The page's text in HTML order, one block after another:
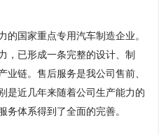
国家重点专用汽车制造企业。
，已形成一条完整的设计、制
链。售后服务是我公司售前、
是近几年来随着公司生产能力的
体系得到了全面的完善。